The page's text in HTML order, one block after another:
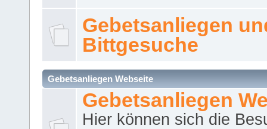
Gebetsanliegen
Bittgesuche
Gebetsanliegen Webseite
Gebetsanliegen
Hier können sich die